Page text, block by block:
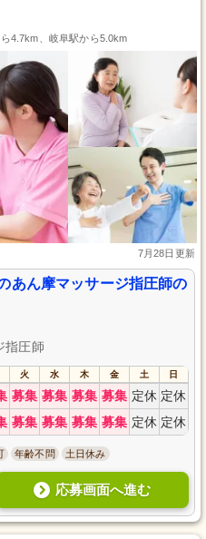
4.7km、岐阜駅から5.0km
7月28日更新
あん摩マッサージ指圧師の
指圧師
火 水 木 金 土 日
募集 募集 募集 募集 定休 定休
募集 募集 募集 募集 定休 定休
年齢不問 土日休み
応募画面へ進む